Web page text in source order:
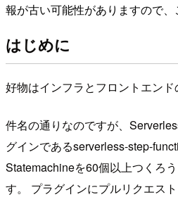
報が古い可能性がありますので、
はじめに
好物はインフラとフロントエンド
件名の通りなのですが、
グインであるserverless-step-
Statemachineを60個以上つくろ
す。 プラグインにプルリクエス